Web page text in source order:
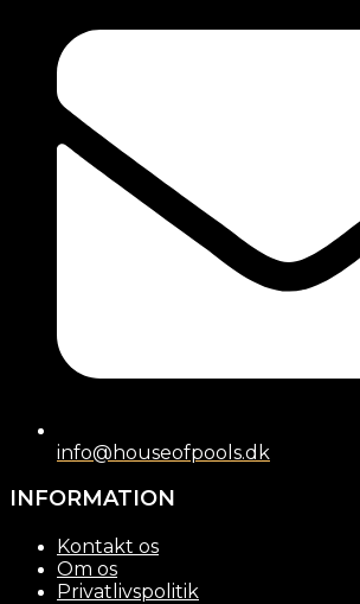
info@houseofpools.dk
INFORMATION
Kontakt os
Om os
Privatlivspolitik